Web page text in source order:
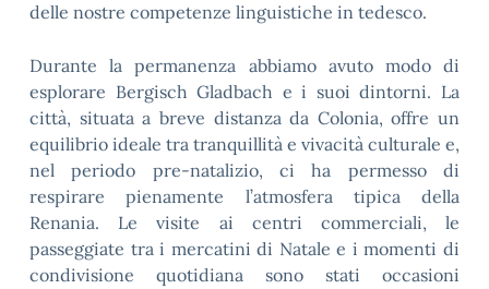
delle nostre competenze linguistiche in tedesco.
Durante la permanenza abbiamo avuto modo di
esplorare Bergisch Gladbach e i suoi dintorni. La
città, situata a breve distanza da Colonia, offre un
equilibrio ideale tra tranquillità e vivacità culturale e,
nel periodo pre-natalizio, ci ha permesso di
respirare pienamente l’atmosfera tipica della
Renania. Le visite ai centri commerciali, le
passeggiate tra i mercatini di Natale e i momenti di
condivisione quotidiana sono stati occasioni